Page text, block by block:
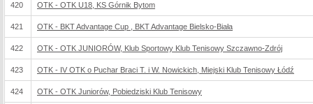
420 OTK - OTK U18, KS Górnik Bytom
421 OTK - BKT Advantage Cup , BKT Advantage Bielsko-Biała
422 OTK - OTK JUNIORÓW, Klub Sportowy Klub Tenisowy Szczawno-Zdrój
423 OTK - IV OTK o Puchar Braci T. i W. Nowickich, Miejski Klub Tenisowy Łódź
424 OTK - OTK Juniorów, Pobiedziski Klub Tenisowy